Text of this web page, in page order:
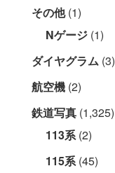
その他(1)
Nゲージ (1)
ダイヤグラム (3)
航空機 (2)
鉄道写真 (1,325)
113系(2)
115系(45)